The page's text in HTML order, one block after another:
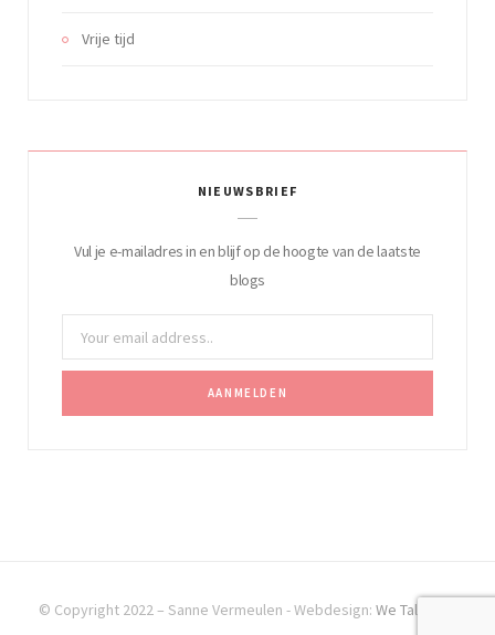
Vrije tijd
NIEUWSBRIEF
Vul je e-mailadres in en blijf op de hoogte van de laatste
blogs
© Copyright 2022 – Sanne Vermeulen - Webdesign: We Talk SEO